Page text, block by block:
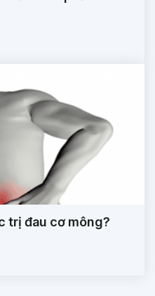
trị đau cơ mông?